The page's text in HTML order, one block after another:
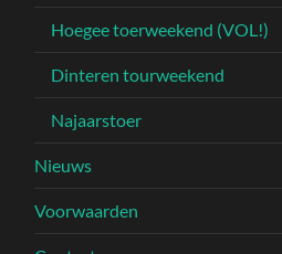
Hoegee toerweekend (VOL!)
Dinteren tourweekend
Najaarstoer
Nieuws
Voorwaarden